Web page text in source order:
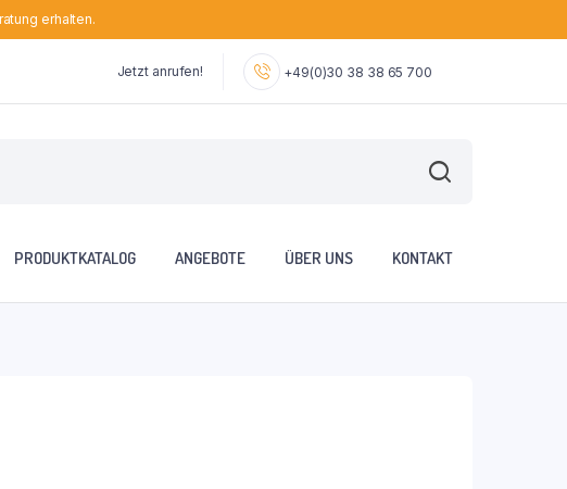
erhalten.
Jetzt anrufen! +49(0)30 38 38 65 700
PRODUKTKATALOG ANGEBOTE ÜBER UNS KONTAKT